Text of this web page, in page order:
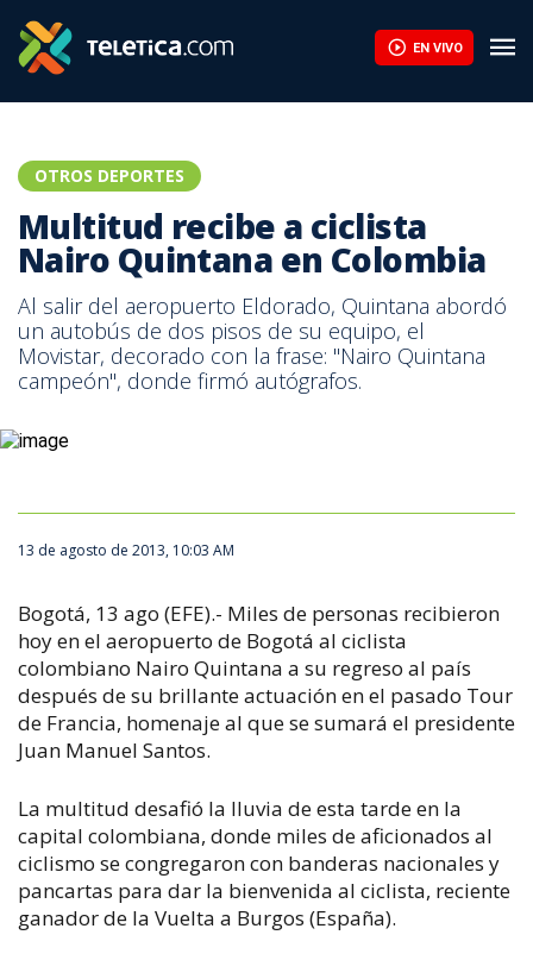
EN VIVO
OTROS DEPORTES
Multitud recibe a ciclista
Nairo Quintana en Colombia
Al salir del aeropuerto Eldorado, Quintana abordó
un autobús de dos pisos de su equipo, el
Movistar, decorado con la frase: "Nairo Quintana
campeón", donde firmó autógrafos.
13 de agosto de 2013, 10:03 AM
Bogotá, 13 ago (EFE).- Miles de personas recibieron
hoy en el aeropuerto de Bogotá al ciclista
colombiano Nairo Quintana a su regreso al país
después de su brillante actuación en el pasado Tour
de Francia, homenaje al que se sumará el presidente
Juan Manuel Santos.
La multitud desafió la lluvia de esta tarde en la
capital colombiana, donde miles de aficionados al
ciclismo se congregaron con banderas nacionales y
pancartas para dar la bienvenida al ciclista, reciente
ganador de la Vuelta a Burgos (España).